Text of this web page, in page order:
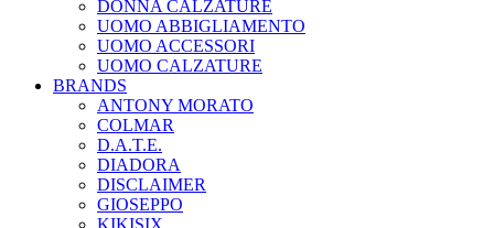
DONNA CALZATURE
UOMO ABBIGLIAMENTO
UOMO ACCESSORI
UOMO CALZATURE
BRANDS
ANTONY MORATO
COLMAR
D.A.T.E.
DIADORA
DISCLAIMER
GIOSEPPO
KIKISIX